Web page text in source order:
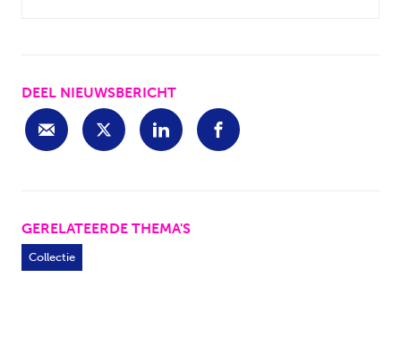
DEEL NIEUWSBERICHT
GERELATEERDE THEMA'S
Collectie